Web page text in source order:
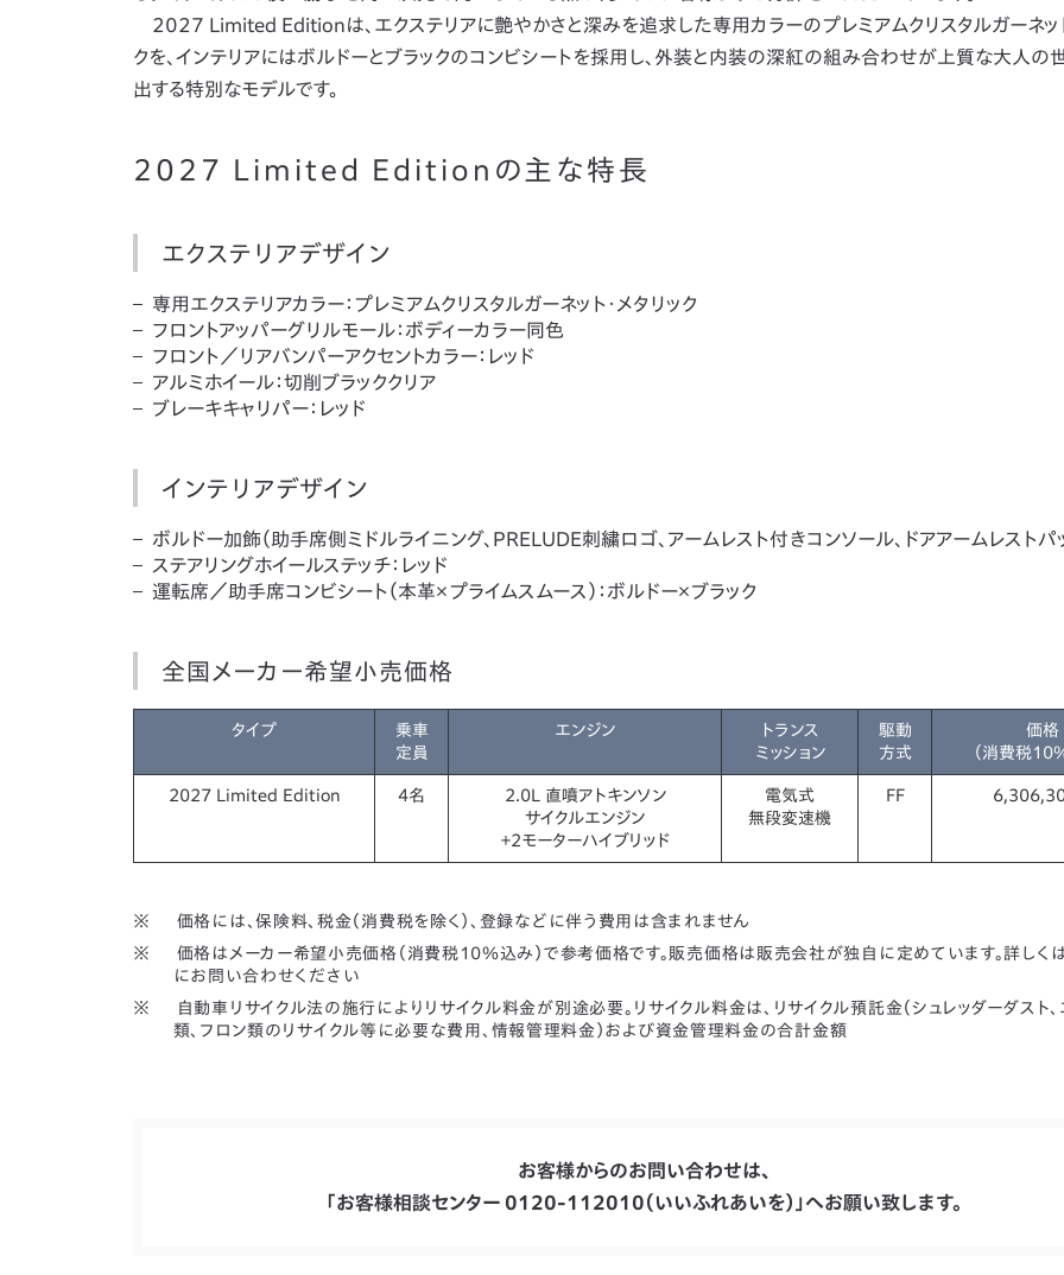
2027 Limited Editionは、エクステリアに艶やかさと深みを追求した専用カラーのプレミアムクリスタルガーネッ
クを、インテリアにはボルドーとブラックのコンビシートを採用し、外装と内装の深紅の組み合わせが上質な大人の
出する特別なモデルです。
2027 Limited Editionの主な特長
エクステリアデザイン
専用エクステリアカラー：プレミアムクリスタルガーネット・メタリック
フロントアッパーグリルモール：ボディーカラー同色
フロント／リアバンパーアクセントカラー：レッド
アルミホイール：切削ブラッククリア
ブレーキキャリパー：レッド
インテリアデザイン
ボルドー加飾（助手席側ミドルライニング、PRELUDE刺繍ロゴ、アームレスト付きコンソール、ドアアームレストパ
ステアリングホイールステッチ：レッド
運転席／助手席コンビシート（本革×プライムスムース）：ボルドー×ブラック
全国メーカー希望小売価格
タイプ
乗車
定員
エンジン
トランス
ミッション
駆動
方式
価格
（消費税10
2027 Limited Edition 4名
2.0L 直噴アトキンソン
サイクルエンジン
＋2モーターハイブリッド
電気式
無段変速機
FF
価格には、保険料、税金（消費税を除く）、登録などに伴う費用は含まれません
価格はメーカー希望小売価格（消費税10％込み）で参考価格です。販売価格は販売会社が独自に定めています。詳しく
にお問い合わせください
自動車リサイクル法の施行によりリサイクル料金が別途必要。リサイクル料金は、リサイクル預託金（シュレッダーダスト
類、フロン類のリサイクル等に必要な費用、情報管理料金）および資金管理料金の合計金額
お客様からのお問い合わせは、
「お客様相談センター 0120-112010（いいふれあいを）」へお願い致します。